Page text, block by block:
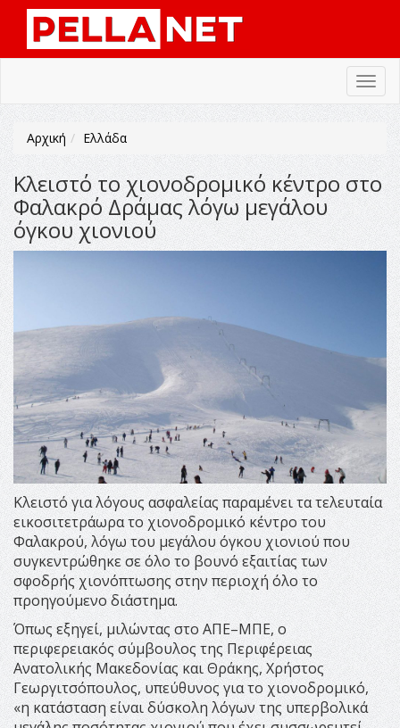
Αρχική Ελλάδα
Κλειστό το χιονοδρομικό κέντρο στο
Φαλακρό Δράμας λόγω μεγάλου
όγκου χιονιού
Κλειστό για λόγους ασφαλείας παραμένει τα τελευταία
εικοσιτετράωρα το χιονοδρομικό κέντρο του
Φαλακρού, λόγω του μεγάλου όγκου χιονιού που
συγκεντρώθηκε σε όλο το βουνό εξαιτίας των
σφοδρής χιονόπτωσης στην περιοχή όλο το
προηγούμενο διάστημα.
Όπως εξηγεί, μιλώντας στο ΑΠΕ–ΜΠΕ, ο
περιφερειακός σύμβουλος της Περιφέρειας
Ανατολικής Μακεδονίας και Θράκης, Χρήστος
Γεωργιτσόπουλος, υπεύθυνος για το χιονοδρομικό,
«η κατάσταση είναι δύσκολη λόγων της υπερβολικά